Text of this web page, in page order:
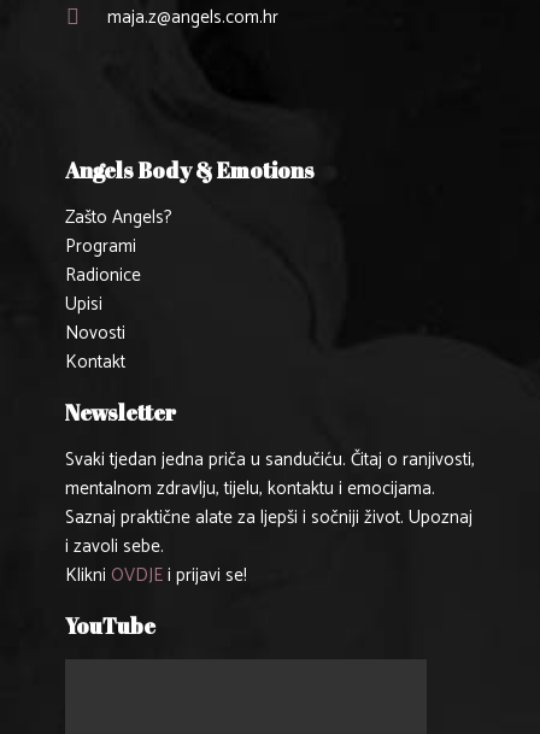
maja.z@angels.com.hr
Angels Body & Emotions
Zašto Angels?
Programi
Radionice
Upisi
Novosti
Kontakt
Newsletter
Svaki tjedan jedna priča u sandučiću. Čitaj o ranjivosti,
mentalnom zdravlju, tijelu, kontaktu i emocijama.
Saznaj praktične alate za ljepši i sočniji život. Upoznaj
i zavoli sebe.
Klikni OVDJEi prijavi se!
YouTube